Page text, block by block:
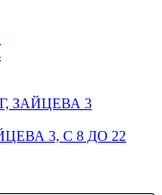
ЗАЙЦЕВА 3
3, С 8 ДО 22